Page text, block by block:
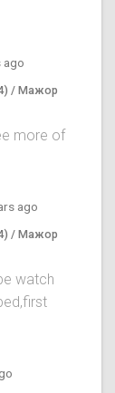
ago
/ Мажор
more of
ago
/ Мажор
watch